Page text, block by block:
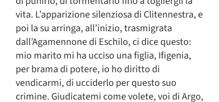
vita. L’apparizione silenziosa di Clitennestra, e
poi la su arringa, all’inizio, trasmigrata
dall’Agamennone di Eschilo, ci dice questo:
mio marito mi ha ucciso una figlia, Ifigenia,
per brama di potere, io ho diritto di
vendicarmi, di ucciderlo per questo suo
crimine. Giudicatemi come volete, voi di Argo,